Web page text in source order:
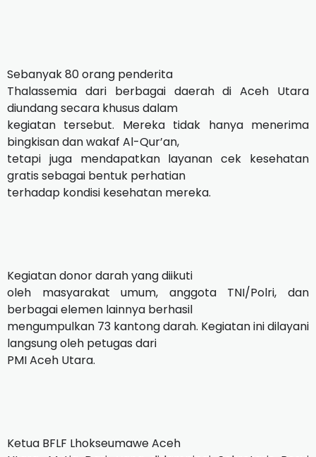
Sebanyak 80 orang penderita
Thalassemia dari berbagai daerah di Aceh Utara
diundang secara khusus dalam
kegiatan tersebut. Mereka tidak hanya menerima
bingkisan dan wakaf Al-Qur’an,
tetapi juga mendapatkan layanan cek kesehatan
gratis sebagai bentuk perhatian
terhadap kondisi kesehatan mereka.
Kegiatan donor darah yang diikuti
oleh masyarakat umum, anggota TNI/Polri, dan
berbagai elemen lainnya berhasil
mengumpulkan 73 kantong darah. Kegiatan ini dilayani
langsung oleh petugas dari
PMI Aceh Utara.
Ketua BFLF Lhokseumawe Aceh